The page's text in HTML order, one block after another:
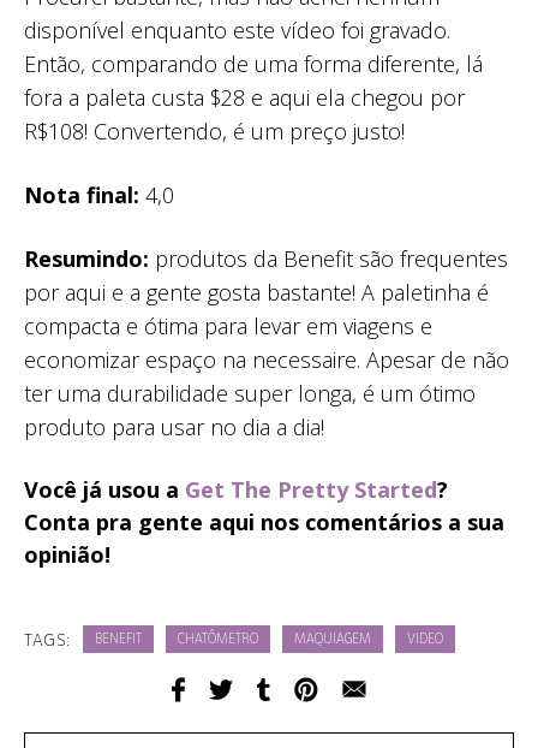
disponível enquanto este vídeo foi gravado.
Então, comparando de uma forma diferente, lá
fora a paleta custa $28 e aqui ela chegou por
R$108! Convertendo, é um preço justo!
Nota final: 4,0
Resumindo: produtos da Benefit são frequentes
por aqui e a gente gosta bastante! A paletinha é
compacta e ótima para levar em viagens e
economizar espaço na necessaire. Apesar de não
ter uma durabilidade super longa, é um ótimo
produto para usar no dia a dia!
Você já usou a Get The Pretty Started?
Conta pra gente aqui nos comentários a sua
opinião!
TAGS: BENEFIT CHATÔMETRO MAQUIAGEM VIDEO